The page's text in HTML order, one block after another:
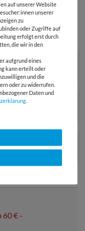
FARBEN
60 € -
auf unserer Website
unserer
zu
oder Zugriffe auf
erfolgt erst durch
die wir in den
aufgrund eines
kann erteilt oder
und die
oder zu widerrufen.
Daten und